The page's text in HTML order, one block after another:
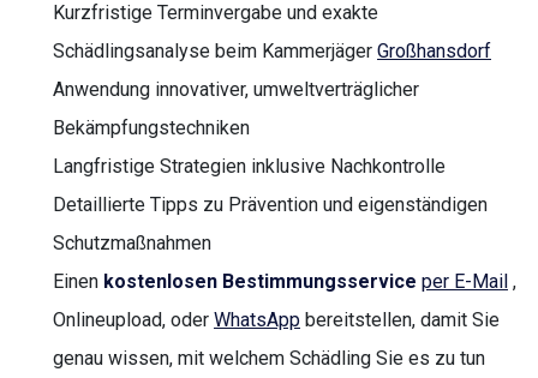
Kurzfristige Terminvergabe und exakte
Schädlingsanalyse beim Kammerjäger Großhansdorf
Anwendung innovativer, umweltverträglicher
Bekämpfungstechniken
Langfristige Strategien inklusive Nachkontrolle
Detaillierte Tipps zu Prävention und eigenständigen
Schutzmaßnahmen
Einen kostenlosen Bestimmungsservice per E-Mail ,
Onlineupload, oder WhatsApp bereitstellen, damit Sie
genau wissen, mit welchem Schädling Sie es zu tun